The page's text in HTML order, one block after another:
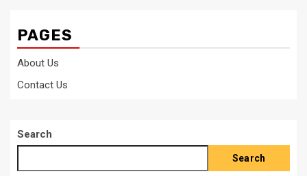
PAGES
About Us
Contact Us
Search
Search